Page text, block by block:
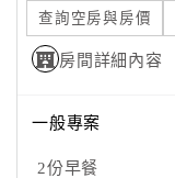
Line
線
上
查詢空房與房價
房間詳細內容
一般專案
2份早餐